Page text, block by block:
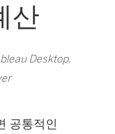
산
Desktop,
공통적인